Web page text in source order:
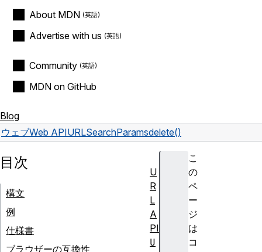
About MDN
Advertise with us
Community
MDN on GitHub
Blog
ウェブWeb APIURLSearchParamsdelete()
こ
の
ペ
ー
ジ
は
コ
目次
構文
例
仕様書
ブラウザーの互換性
U
R
L
A
PI
U